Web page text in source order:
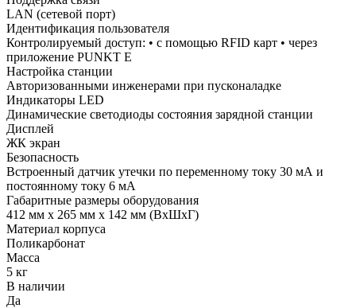
LAN (сетевой порт)
Идентификация пользователя
Контролируемый доступ: • с помощью RFID карт • через
приложение PUNKT E
Настройка станции
Авторизованными инженерами при пусконаладке
Индикаторы LED
Динамические светодиоды состояния зарядной станции
Дисплей
ЖК экран
Безопасность
Встроенный датчик утечки по переменному току 30 мА и
постоянному току 6 мА
Габаритные размеры оборудования
412 мм x 265 мм х 142 мм (ВхШхГ)
Материал корпуса
Поликарбонат
Масса
5 кг
В наличии
Да